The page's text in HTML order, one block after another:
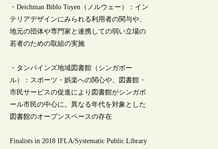
・Deichman Biblo Toyen（ノルウェー）：イン
テリアデザインにみられる利用者の関与や、
地元の団体や専門家と連携しての弱い立場の
若者のための取組の実施
・タンパインズ地域図書館（シンガポー
ル）：スポーツ・娯楽への関心や、図書館・
市民サービスの促進により図書館がシンガポ
ール市民の中心に。異なる年代を対象とした
図書館のオープンスペースの存在
Finalists in 2018 IFLA/Systematic Public Library